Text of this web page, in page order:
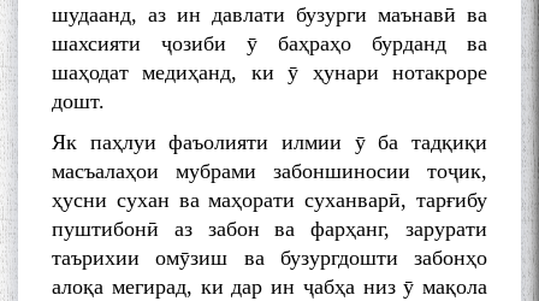
шудаанд, аз ин давлати бузурги маънавӣ ва
шахсияти ҷозиби ӯ баҳраҳо бурданд ва
шаҳодат медиҳанд, ки ӯ ҳунари нотакроре
дошт.
Як паҳлуи фаъолияти илмии ӯ ба тадқиқи
масъалаҳои мубрами забоншиносии тоҷик,
ҳусни сухан ва маҳорати суханварӣ, тарғибу
пуштибонӣ аз забон ва фарҳанг, зарурати
таърихии омӯзиш ва бузургдошти забонҳо
алоқа мегирад, ки дар ин ҷабҳа низ ӯ мақола